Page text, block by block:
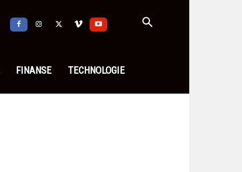
FINANSE TECHNOLOGIE